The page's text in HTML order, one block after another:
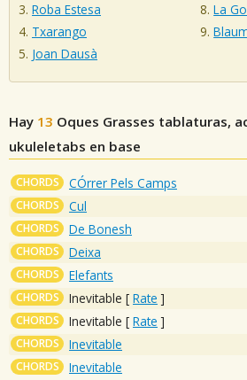
Roba Estesa
Txarango
Joan Dausà
La
Hay 13 Oques Grasses tablaturas,
ukuleletabs en base
CHORDS CÓrrer Pels Camps
CHORDS Cul
CHORDS De Bonesh
CHORDS Deixa
CHORDS Elefants
CHORDS Inevitable [ Rate ]
CHORDS Inevitable [ Rate ]
CHORDS Inevitable
CHORDS Inevitable